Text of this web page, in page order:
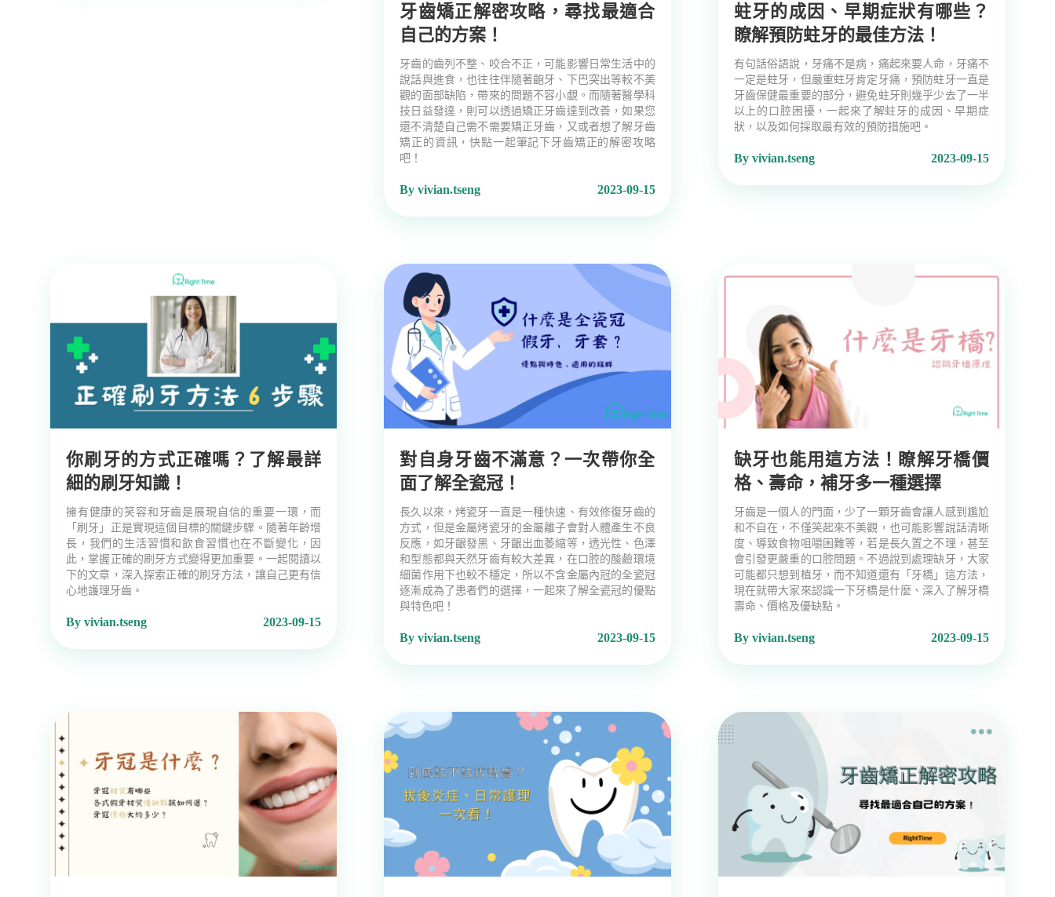
牙齒矯正解密攻略，尋找最適合
自己的方案！
牙齒的齒列不整、咬合不正，可能影響日常生活中的
說話與進食，也往往伴隨著齙牙、下巴突出等較不美
觀的面部缺陷，帶來的問題不容小覷。而隨著醫學科
技日益發達，則可以透過矯正牙齒達到改善，如果您
還不清楚自己需不需要矯正牙齒，又或者想了解牙齒
矯正的資訊，快點一起筆記下牙齒矯正的解密攻略
吧！
By vivian.tseng 2023-09-15
蛀牙的成因、早期症狀有哪些？
瞭解預防蛀牙的最佳方法！
有句話俗語說，牙痛不是病，痛起來要人命，牙痛不
一定是蛀牙，但嚴重蛀牙肯定牙痛，預防蛀牙一直是
牙齒保健最重要的部分，避免蛀牙則幾乎少去了一半
以上的口腔困擾，一起來了解蛀牙的成因、早期症
狀，以及如何採取最有效的預防措施吧。
By vivian.tseng 2023-09-15
你刷牙的方式正確嗎？了解最詳
細的刷牙知識！
擁有健康的笑容和牙齒是展現自信的重要一環，而
「刷牙」正是實現這個目標的關鍵步驟。隨著年齡增
長，我們的生活習慣和飲食習慣也在不斷變化，因
此，掌握正確的刷牙方式變得更加重要。一起閱讀以
下的文章，深入探索正確的刷牙方法，讓自己更有信
心地護理牙齒。
By vivian.tseng 2023-09-15
對自身牙齒不滿意？一次帶你全
面了解全瓷冠！
長久以來，烤瓷牙一直是一種快速、有效修復牙齒的
方式，但是金屬烤瓷牙的金屬離子會對人體產生不良
反應，如牙齦發黑、牙齦出血萎縮等，透光性、色澤
和型態都與天然牙齒有較大差異，在口腔的酸鹼環境
細菌作用下也較不穩定，所以不含金屬內冠的全瓷冠
逐漸成為了患者們的選擇，一起來了解全瓷冠的優點
與特色吧！
By vivian.tseng 2023-09-15
缺牙也能用這方法！瞭解牙橋價
格、壽命，補牙多一種選擇
牙齒是一個人的門面，少了一顆牙齒會讓人感到尷尬
和不自在，不僅笑起來不美觀，也可能影響說話清晰
度、導致食物咀嚼困難等，若是長久置之不理，甚至
會引發更嚴重的口腔問題。不過說到處理缺牙，大家
可能都只想到植牙，而不知道還有「牙橋」這方法，
現在就帶大家來認識一下牙橋是什麼、深入了解牙橋
壽命、價格及優缺點。
By vivian.tseng 2023-09-15